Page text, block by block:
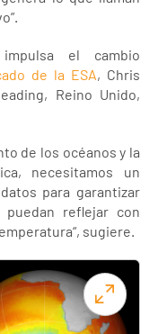
el cambio
de la ESA, Chris
Reino Unido,
de los océanos y la
necesitamos un
para garantizar
reflejar con
sugiere.